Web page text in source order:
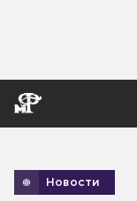
Новости